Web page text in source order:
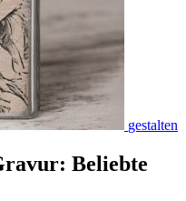
gestalten
Beliebte